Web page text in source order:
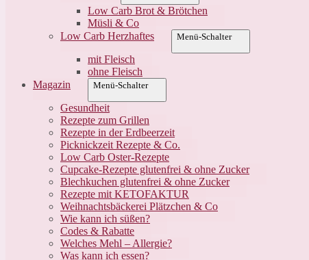
Low Carb Brot & Brötchen
Müsli & Co
Low Carb Herzhaftes
Menü-Schalter
mit Fleisch
ohne Fleisch
Magazin
Menü-Schalter
Gesundheit
Rezepte zum Grillen
Rezepte in der Erdbeerzeit
Picknickzeit Rezepte & Co.
Low Carb Oster-Rezepte
Cupcake-Rezepte glutenfrei & ohne Zucker
Blechkuchen glutenfrei & ohne Zucker
Rezepte mit KETOFAKTUR
Weihnachtsbäckerei Plätzchen & Co
Wie kann ich süßen?
Codes & Rabatte
Welches Mehl – Allergie?
Was kann ich essen?